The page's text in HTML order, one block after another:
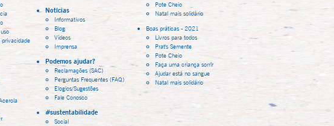
privacidade
Notícias
Informativos
Blog
Vídeos
Imprensa
Podemos ajudar?
Reclamações (SAC)
Perguntas Frequentes (FAQ)
Elogios/Sugestões
Fale Conosco
#sustentabilidade
Social
Pote Cheio
Natal mais solidário
Boas práticas - 2021
Livros para todos
Prat's Semente
Pote Cheio
Faça uma criança sorrir
Ajudar está no sangue
Natal mais solidário